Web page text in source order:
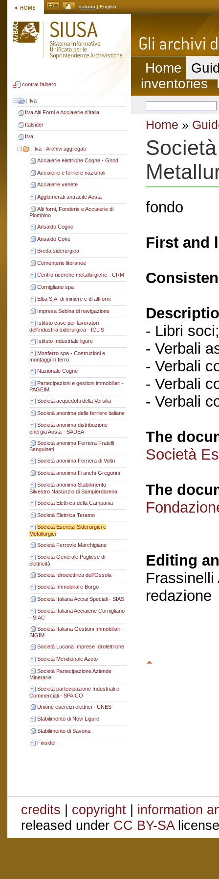
italiano | English
contrai l'albero
| Ilva
Ilva Alti Forni e Acciaierie d’Italia
Italsider
Ilva
| Ilva - Archivi aggregati
Acciaierie elettriche Cogne - Girod
Acciaierie e ferriere nazionali
Acciaierie venete
Agglomerati antracite Aosta
Alti forni, Fonderie e Acciaierie di
Piombino
Ansaldo Cogne
Ansaldo Coke
Breda siderurgica
Cementerie litoranee
Centro ricerche metallurgiche - CRM
Cornigliano spa
Elba S.A. di miniere e di altiforni
Impresa Sebina di navigazione
Istituto case per lavoratori
dell'industria siderurgica - ICLIS
Istituto Industriale ligure
Monferro spa - Costruzioni e
montaggi in ferro
Nazionale Cogne
Partecipazioni e gestioni immobiliari -
PAGEIM
Società acquedotti della Versilia
Società anonima delle ferriere italiane
Società anonima distribuzione
energia Aosta - SADEA
Società anonima Ferriera Fratelli
Sanguineti
Società anonima Ferriera di Voltri
Società anonima Franchi-Gregorini
Società anonima Stabilimento
Silvestro Nasturzio di Sampierdarena
Società Elettrica della Campania
Società Elettrica Teramo
Società Esercizi Siderurgici e
Metallurgici
Società Ferrovie Marchigiane
Società Generale Pugliese di
elettricità
Società Idroelettrica dell'Ossola
Società Immobiliare Borgo
Società Italiana Acciai Speciali - SIAS
Società Italiana Acciaierie Cornigliano
- SIAC
Società Italiana Gestioni Immobiliari -
SIGIM
Società Lucana Imprese Idrolettriche
Società Meridionale Azoto
Società Partecipazione Aziende
Minerarie
Società partecipazione Industriali e
Commerciali - SPAICO
Unione esercizi elettrici - UNES
Stabilimento di Novi Ligure
Stabilimento di Savona
Finsider
Home
inventories
Home »
fondo
First and
- Libri soci;
- Verbali
- Verbali
- Verbali
- Verbali
The
Società
The
Editing
Frassinelli
redazione
credits | copyright | information
released under CC BY-SA